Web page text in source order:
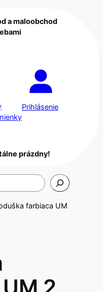
a maloobchod
Prihlásenie
prázdny!
farbiaca UM